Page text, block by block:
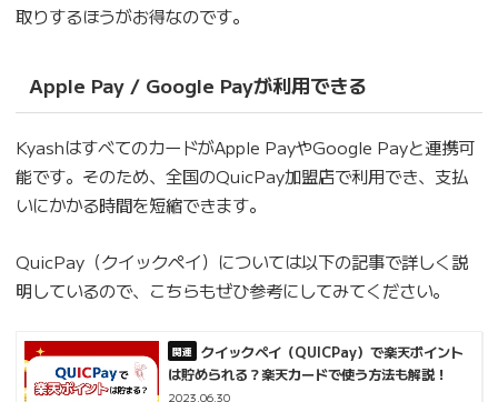
取りするほうがお得なのです。
Apple Pay / Google Payが利用できる
KyashはすべてのカードがApple PayやGoogle Payと連携可
能です。そのため、全国のQuicPay加盟店で利用でき、支払
いにかかる時間を短縮できます。
QuicPay（クイックペイ）については以下の記事で詳しく説
明しているので、こちらもぜひ参考にしてみてください。
クイックペイ（QUICPay）で楽天ポイント
は貯められる？楽天カードで使う方法も解説！
2023.06.30